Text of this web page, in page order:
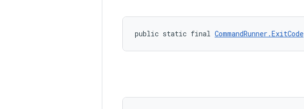
public static final CommandRunner.ExitCode